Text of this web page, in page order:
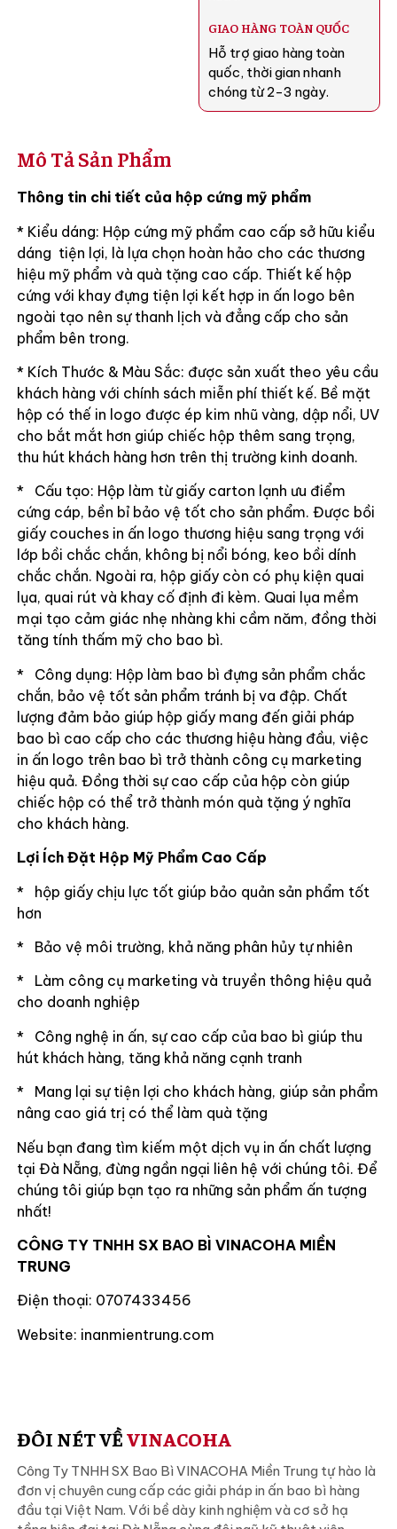
GIAO HÀNG TOÀN QUỐC
Hỗ trợ giao hàng toàn
quốc, thời gian nhanh
chóng từ 2-3 ngày.
Mô Tả Sản Phẩm
Thông tin chi tiết của hộp cứng mỹ phẩm
* Kiểu dáng: Hộp cứng mỹ phẩm cao cấp sở hữu kiểu
dáng tiện lợi, là lựa chọn hoàn hảo cho các thương
hiệu mỹ phẩm và quà tặng cao cấp. Thiết kế hộp
cứng với khay đựng tiện lợi kết hợp in ấn logo bên
ngoài tạo nên sự thanh lịch và đẳng cấp cho sản
phẩm bên trong.
* Kích Thước & Màu Sắc: được sản xuất theo yêu cầu
khách hàng với chính sách miễn phí thiết kế. Bề mặt
hộp có thế in logo được ép kim nhũ vàng, dập nổi, UV
cho bắt mắt hơn giúp chiếc hộp thêm sang trọng,
thu hút khách hàng hơn trên thị trường kinh doanh.
* Cấu tạo: Hộp làm từ giấy carton lạnh ưu điểm
cứng cáp, bền bỉ bảo vệ tốt cho sản phẩm. Được bồi
giấy couches in ấn logo thương hiệu sang trọng với
lớp bồi chắc chắn, không bị nổi bóng, keo bồi dính
chắc chắn. Ngoài ra, hộp giấy còn có phụ kiện quai
lụa, quai rút và khay cố định đi kèm. Quai lụa mềm
mại tạo cảm giác nhẹ nhàng khi cầm năm, đồng thời
tăng tính thấm mỹ cho bao bì.
* Công dụng: Hộp làm bao bì đựng sản phẩm chắc
chắn, bảo vệ tốt sản phẩm tránh bị va đập. Chất
lượng đảm bảo giúp hộp giấy mang đến giải pháp
bao bì cao cấp cho các thương hiệu hàng đầu, việc
in ấn logo trên bao bì trở thành công cụ marketing
hiệu quả. Đồng thời sự cao cấp của hộp còn giúp
chiếc hộp có thể trở thành món quà tặng ý nghĩa
cho khách hàng.
Lợi Ích Đặt Hộp Mỹ Phẩm Cao Cấp
* hộp giấy chịu lực tốt giúp bảo quản sản phẩm tốt
hơn
* Bảo vệ môi trường, khả năng phân hủy tự nhiên
* Làm công cụ marketing và truyền thông hiệu quả
cho doanh nghiệp
* Công nghệ in ấn, sự cao cấp của bao bì giúp thu
hút khách hàng, tăng khả năng cạnh tranh
* Mang lại sự tiện lợi cho khách hàng, giúp sản phẩm
nâng cao giá trị có thể làm quà tặng
Nếu bạn đang tìm kiếm một dịch vụ in ấn chất lượng
tại Đà Nẵng, đừng ngần ngại liên hệ với chúng tôi. Để
chúng tôi giúp bạn tạo ra những sản phẩm ấn tượng
nhất!
CÔNG TY TNHH SX BAO BÌ VINACOHA MIỀN
TRUNG
Điện thoại: 0707433456
Website: inanmientrung.com
ĐÔI NÉT VỀVINACOHA
Công Ty TNHH SX Bao Bì VINACOHA Miền Trung tự hào là
đơn vị chuyên cung cấp các giải pháp in ấn bao bì hàng
đầu tại Việt Nam. Với bề dày kinh nghiệm và cơ sở hạ